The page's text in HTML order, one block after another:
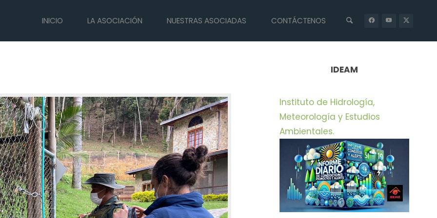
INICIO LA ASOCIACIÓN NUESTRAS ASOCIADAS CONTÁCTENOS
y científica en el caso
IDEAM
Instituto de Hidrología,
Meteorología y Estudios
Ambientales.